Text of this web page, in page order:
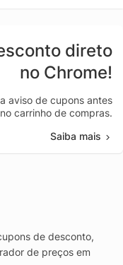
direto
no Chrome!
aviso de cupons antes
carrinho de compras.
Saiba mais
de desconto,
de preços em